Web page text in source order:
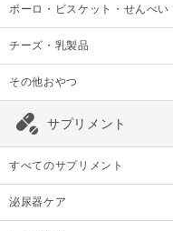
ボーロ・ビスケット・せんべい
チーズ・乳製品
その他おやつ
サプリメント
すべてのサプリメント
泌尿器ケア